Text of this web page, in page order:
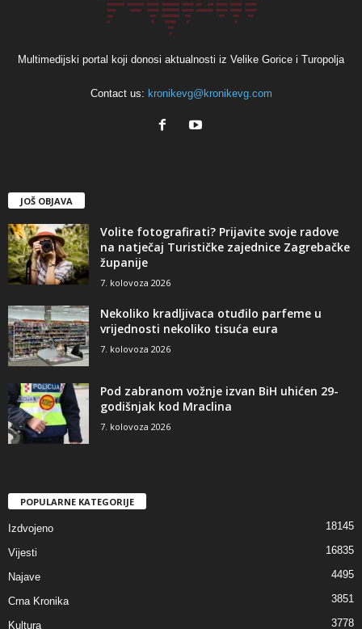
Multimedijski portal koji donosi aktualnosti iz Velike Gorice i Turopolja
Contact us: kronikevg@kronikevg.com
JOŠ OBJAVA
Volite fotografirati? Prijavite svoje radove
na natječaj Turističke zajednice Zagrebačke
županije
7. kolovoza 2026
Nekoliko kradljivaca otuđilo parfeme u
vrijednosti nekoliko tisuća eura
7. kolovoza 2026
Pod zabranom vožnje izvan BiH uhićen 29-
godišnjak kod Mraclina
7. kolovoza 2026
POPULARNE KATEGORIJE
Izdvojeno 18145
Vijesti 16835
Najave 4495
Crna Kronika 3851
Kultura 3778